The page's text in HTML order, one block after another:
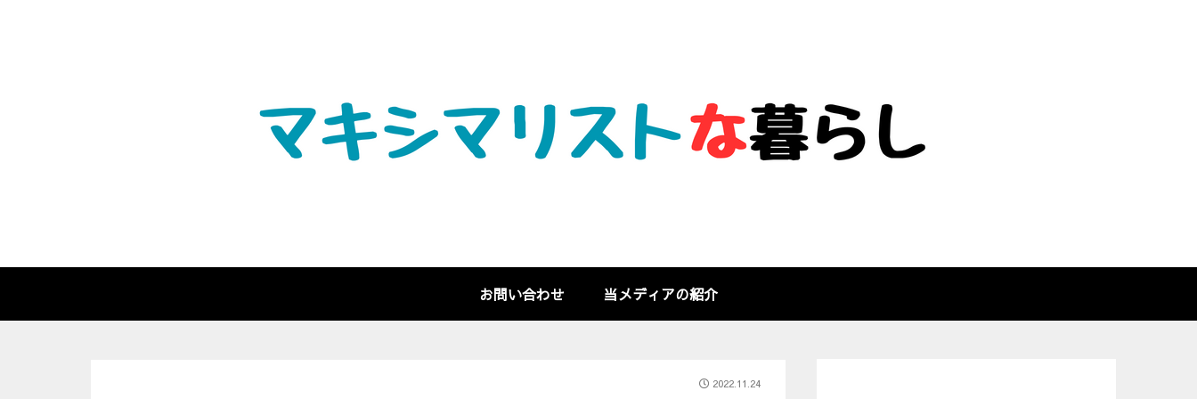
お問い合わせ 当メディアの紹介
2022.11.24